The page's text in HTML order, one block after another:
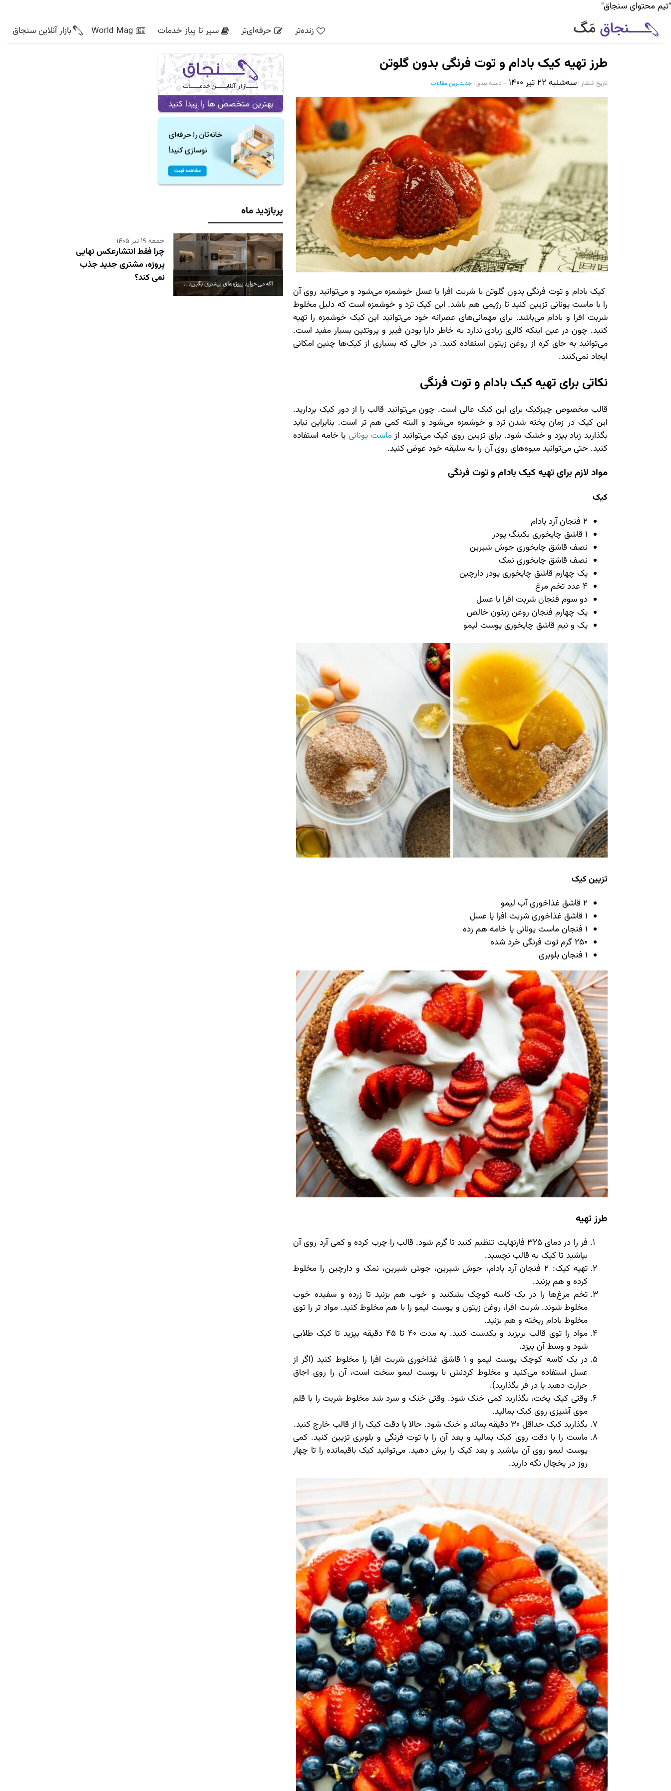
"تیم محتوای سنجاق"
زنده‌تر
حرفه‌ای‌تر سیر تا پیاز خدمات World Mag بازار آنلاین سنجاق
طرز تهیه کیک بادام و توت فرنگی بدون گلوتن
تاریخ انتشار :‌ سه‌شنبه ۲۲ تیر ۱۴۰۰ - دسته بندی : جدیدترین مقالات
کیک بادام و توت فرنگی بدون گلوتن با شربت افرا یا عسل خوشمزه می‌شود و می‌توانید روی آن
را با ماست یونانی تزیین کنید تا رژیمی هم باشد. این کیک ترد و خوشمزه است که دلیل مخلوط
شربت افرا و بادام می‌باشد. برای مهمانی‌های عصرانه خود می‌توانید این کیک خوشمزه را تهیه
کنید. چون در عین اینکه کالری زیادی ندارد به خاطر دارا بودن فیبر و پروتئین بسیار مفید است.
می‌توانید به جای کره از روغن زیتون استفاده کنید. در حالی که بسیاری از کیک‌ها چنین امکانی
ایجاد نمی‌کنند.
نکاتی برای تهیه کیک بادام و توت فرنگی
قالب مخصوص چیزکیک برای این کیک عالی است. چون می‌توانید قالب را از دور کیک بردارید.
این کیک در زمان پخته شدن ترد و خوشمزه می‌شود و البته کمی هم تر است. بنابراین نباید
بگذارید زیاد بپزد و خشک شود. برای تزیین روی کیک می‌توانید از ماست یونانی یا خامه استفاده
کنید. حتی می‌توانید میوه‌های روی آن را به سلیقه خود عوض کنید.
مواد لازم برای تهیه کیک بادام و توت فرنگی
کیک
2 فنجان آرد بادام
1 قاشق چایخوری بکینگ پودر
نصف قاشق چایخوری جوش شیرین
نصف قاشق چایخوری نمک
یک چهارم قاشق چایخوری پودر دارچین
4 عدد تخم مرغ
دو سوم فنجان شربت افرا یا عسل
یک چهارم فنجان روغن زیتون خالص
یک و نیم قاشق چایخوری پوست لیمو
تزیین کیک
2 قاشق غذاخوری آب لیمو
1 قاشق غذاخوری شربت افرا یا عسل
1 فنجان ماست یونانی یا خامه هم زده
250 گرم توت فرنگی خرد شده
1 فنجان بلوبری
طرز تهیه
فر را در دمای 325 فارنهایت تنظیم کنید تا گرم شود. قالب را چرب کرده و کمی آرد روی آن
بپاشید تا کیک به قالب نچسبد.
تهیه کیک: 2 فنجان آرد بادام، جوش شیرین، جوش شیرین، نمک و دارچین را مخلوط
کرده و هم بزنید.
تخم مرغ‌ها را در یک کاسه کوچک بشکنید و خوب هم بزنید تا زرده و سفیده خوب
مخلوط شوند. شربت افرا، روغن زیتون و پوست لیمو را با هم مخلوط کنید. مواد تر را توی
مخلوط بادام ریخته و هم بزنید.
مواد را توی قالب بریزید و یکدست کنید. به مدت 40 تا 45 دقیقه بپزید تا کیک طلایی
شود و وسط آن بپزد.
در یک کاسه کوچک پوست لیمو و 1 قاشق غذاخوری شربت افرا را مخلوط کنید (اگر از
عسل استفاده می‌کنید و مخلوط کردنش با پوست لیمو سخت است، آن را روی اجاق
حرارت دهید یا در فر بگذارید).
وقتی کیک پخت، بگذارید کمی خنک شود. وقتی خنک و سرد شد مخلوط شربت را با قلم
موی آشپزی روی کیک بمالید.
بگذارید کیک حداقل 30 دقیقه بماند و خنک شود. حالا با دقت کیک را از قالب خارج کنید.
ماست را با دقت روی کیک بمالید و بعد آن را با توت فرنگی و بلوبری تزیین کنید. کمی
پوست لیمو روی آن بپاشید و بعد کیک را برش دهید. می‌توانید کیک باقیمانده را تا چهار
روز در یخچال نگه دارید.
بهترین متخصص ها را پیدا کنید
پربازدید ماه
چرا فقط انتشارعکس نهایی
پروژه، مشتری جدید جذب
نمی کند؟
جمعه ۱۹ تیر ۱۴۰۵